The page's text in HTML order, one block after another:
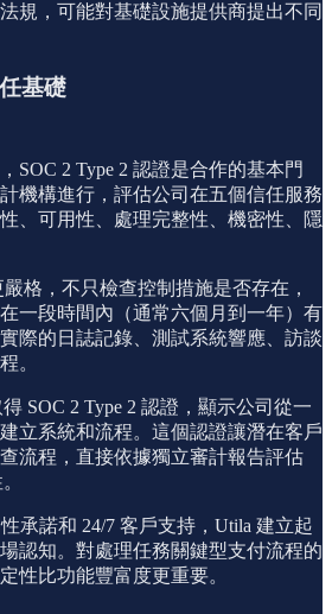
規，可能對基礎設施提供商提出不同
基礎
SOC 2 Type 2 認證是合作的基本門
機構進行，評估公司在五個信任服務
、可用性、處理完整性、機密性、隱
嚴格，不只檢查控制措施是否存在，
一段時間內（通常六個月到一年）有
際的日誌記錄、測試系統響應、訪談
。
SOC 2 Type 2 認證，顯示公司從一
立系統和流程。這個認證讓潛在客戶
流程，直接依據獨立審計報告評估
承諾和 24/7 客戶支持，Utila 建立起
認知。對處理任務關鍵型支付流程的
性比功能豐富度更重要。